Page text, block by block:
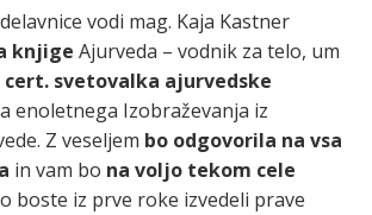
vodi mag. Kaja Kastner
knjige Ajurveda – vodnik za telo, um
cert. svetovalka ajurvedske
enoletnega Izobraževanja iz
Z veseljem bo odgovorila na vsa
in vam bo na voljo tekom cele
boste iz prve roke izvedeli prave